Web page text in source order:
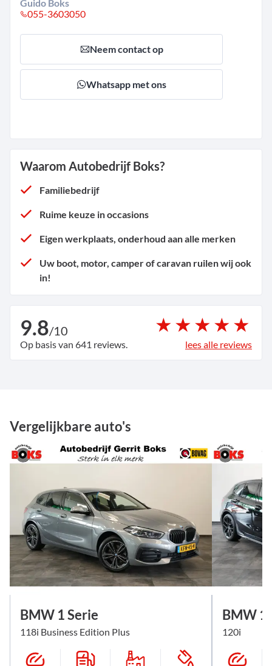
Guido Boks
055-3603050
Neem contact op
Whatsapp met ons
Waarom Autobedrijf Boks?
Familiebedrijf
Ruime keuze in occasions
Eigen werkplaats, onderhoud aan alle merken
Uw boot, motor, camper of caravan ruilen wij ook
in!
9.8/10
Op basis van 641 reviews. lees alle reviews
Vergelijkbare auto's
BMW 1 Serie
118i Business Edition Plus
BMW 1
120i